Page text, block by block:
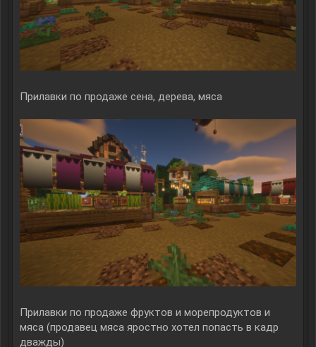
Прилавки по продаже сена, дерева, мяса
Прилавки по продаже фруктов и морепродуктов и
мяса (продавец мяса яростно хотел попасть в кадр
дважды)